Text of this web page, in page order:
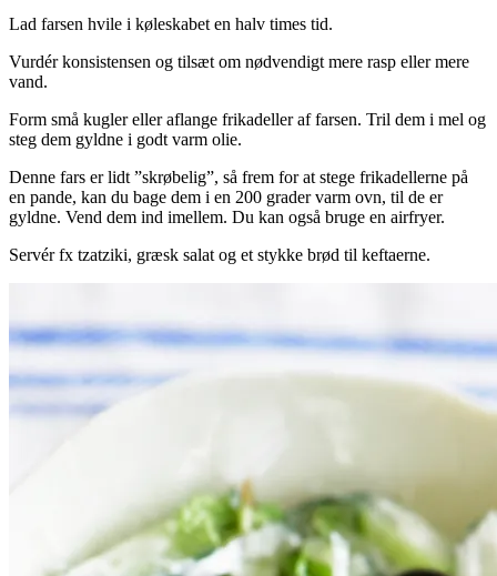
Lad farsen hvile i køleskabet en halv times tid.
Vurdér konsistensen og tilsæt om nødvendigt mere rasp eller mere
vand.
Form små kugler eller aflange frikadeller af farsen. Tril dem i mel og
steg dem gyldne i godt varm olie.
Denne fars er lidt ”skrøbelig”, så frem for at stege frikadellerne på
en pande, kan du bage dem i en 200 grader varm ovn, til de er
gyldne. Vend dem ind imellem. Du kan også bruge en airfryer.
Servér fx tzatziki, græsk salat og et stykke brød til keftaerne.